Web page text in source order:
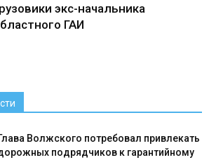
экс-начальника
ГАИ
Волжского потребовал привлекать
подрядчиков к гарантийному